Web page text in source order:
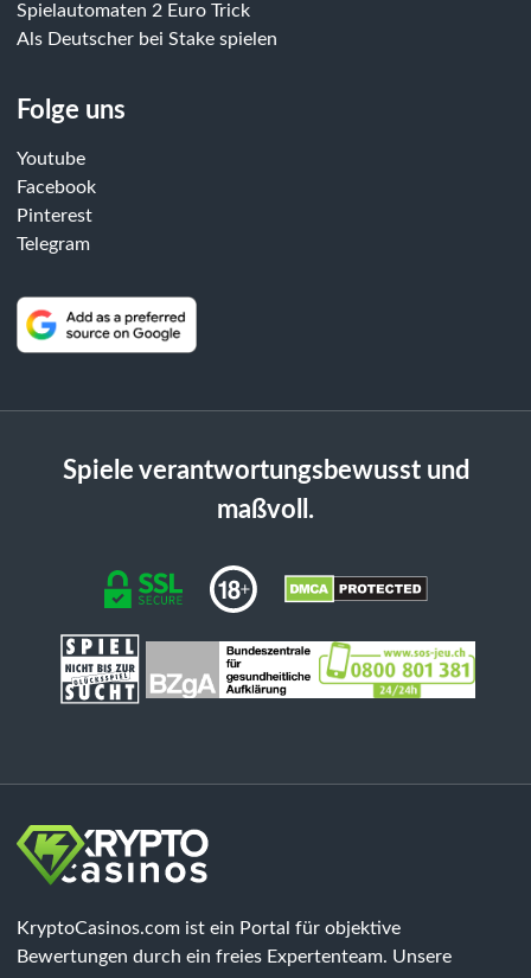
Spielautomaten 2 Euro Trick
Als Deutscher bei Stake spielen
Folge uns
Youtube
Facebook
Pinterest
Telegram
Spiele verantwortungsbewusst und
maßvoll.
KryptoCasinos.com ist ein Portal für objektive
Bewertungen durch ein freies Expertenteam. Unsere